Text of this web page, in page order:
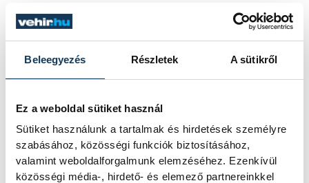
Beleegyezés Részletek A sütikről
Ez a weboldal sütiket használ
Sütiket használunk a tartalmak és hirdetések személyre
szabásához, közösségi funkciók biztosításához,
valamint weboldalforgalmunk elemzéséhez. Ezenkívül
közösségi média-, hirdető- és elemező partnereinkkel
vehir.hu